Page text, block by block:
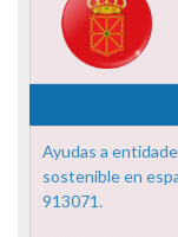
Ayudas a
sostenible en
913071.